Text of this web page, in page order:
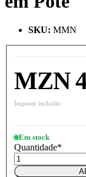
SKU: MMN
MZN
Imposto incluído
Em stock
Quantidade*